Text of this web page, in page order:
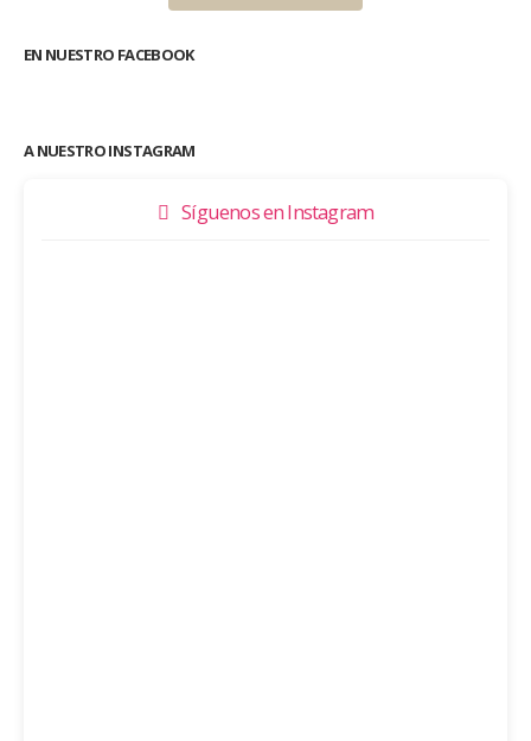
EN NUESTRO FACEBOOK
A NUESTRO INSTAGRAM
Síguenos en Instagram